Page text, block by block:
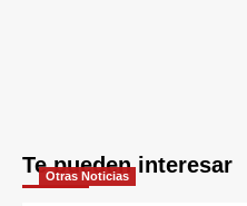
Te pueden interesar
Otras Noticias